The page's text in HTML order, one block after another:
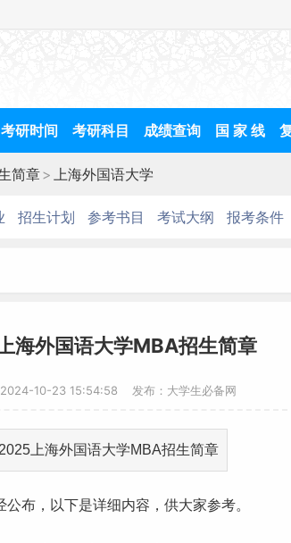
考研时间 考研科目 成绩查询 国 家 线
简章> 上海外国语大学
招生计划 参考书目 考试大纲 报考条件
海外国语大学MBA招生简章
10-23 15:54:58 发布：大学生必备网
布，以下是详细内容，供大家参考。